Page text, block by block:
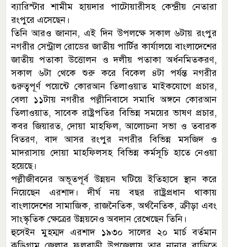
ব্যারিস্টার শামীম হায়দার পাটোয়ারীসহ কেন্দ্রীয় নেতারা
রংপুরে এসেছেন।
তিনি আরও জানান, এই দিন উপলক্ষে সকাল ৬টায় রংপুর
নগরীর সেন্ট্রাল রোডের জাতীয় পার্টির কার্যালয়ে বাংলাদেশের
জাতীয় পতাকা উত্তোলন ও দলীয় পতাকা অর্ধনমিতকরণ,
সকাল ৬টা থেকে শুরু করে বিকেল ৪টা পর্যন্ত নগরীর
গুরুত্বপূর্ণ পয়েন্টে কোরআন তিলাওয়াত মাইকযোগে প্রচার,
বেলা ১১টায় নগরীর পল্লীনিবাসে সমাধি অঙ্গনে কোরআন
তিলাওয়াত, সাবেক রাষ্ট্রপতির বিভিন্ন সময়ের ভাষণ প্রচার,
কবর জিয়ারত, দোয়া মাহফিল, আলোচনা সভা ও তবারক
বিতরণ, বাদ আসর রংপুর নগরীর বিভিন্ন মসজিদ ও
মাদরাসায় দোয়া মাহফিলসহ বিভিন্ন কর্মসূচি হাতে নেওয়া
হয়েছে।
পল্লীজীবনের অভূতপূর্ব উন্নয়ন ঘটিয়ে ইতিহাসে স্থান করে
নিয়েছেন এরশাদ। দীর্ঘ নয় বছর রাষ্ট্রপ্রধান থাকায়
বাংলাদেশের সামাজিক, রাজনৈতিক, অর্থনৈতিক, ক্রীড়া এবং
সাংস্কৃতিক ক্ষেত্রের উন্নয়নেও অবদান রেখেছেন তিনি।
হুসেইন মুহম্মদ এরশাদ ১৯৩০ সালের ২০ মার্চ বর্তমান